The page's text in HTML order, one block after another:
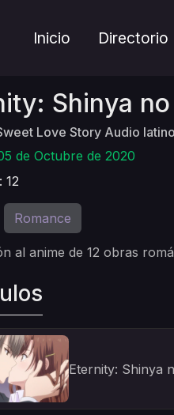
Inicio Directorio
Shinya
Love Story Audio latino
de Octubre de 2020
12
Romance
al anime de 12 obras
Eternity: Shinya